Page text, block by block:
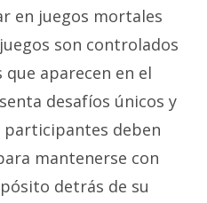
en juegos mortales
son controlados
aparecen en el
desafíos únicos y
deben
mantenerse con
detrás de su